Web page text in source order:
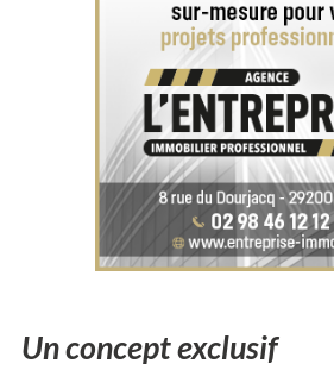
Un concept exclusif